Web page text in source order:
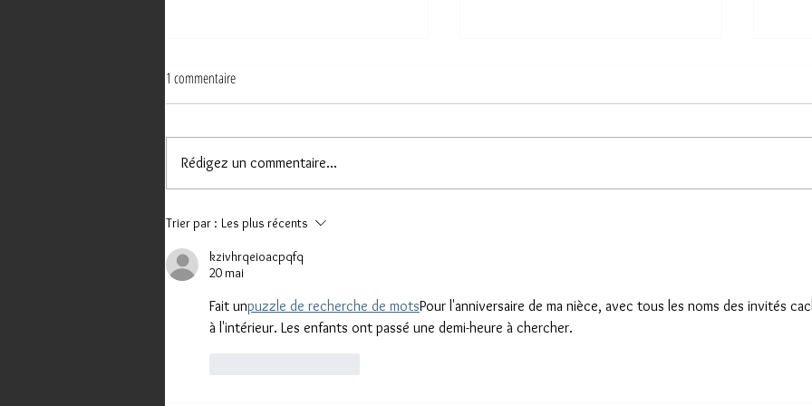
NOUVEAU SITE INTERNET POUR UN
1 commentaire
Rédigez un commentaire...
Trier par : Les plus récents
kzivhrqeioacpqfq
20 mai
Fait unpuzzle de recherche de motsPour l'anniversaire de ma nièce, avec tous les noms des invités
à l'intérieur. Les enfants ont passé une demi-heure à chercher.